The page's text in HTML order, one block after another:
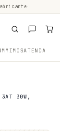
MIMOSATENDA
30W,